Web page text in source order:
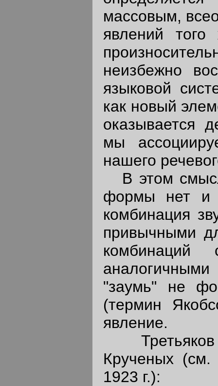
массовым,
явлений
неизбежно
языковой
как новый
оказывается
мы
нашего
В этом
формы нет и
комбинация
привычными
комбинаций
"заумь" не
(термин
явление.
Третьяков
Крученых (см.
1923 г.):